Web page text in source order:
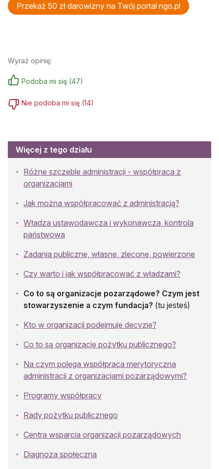
Przekaż 50 zł darowizny na Twój portal ngo.pl
Wyraź opinię:
Podoba mi się (47)
Nie podoba mi się (14)
Więcej z tego działu
Różne szczeble administracji - współpraca z
organizacjami
Jak można współpracować z administracją?
Władza ustawodawcza i wykonawcza, kontrola
państwowa
Zadania publiczne, własne, zlecone, powierzone
Czy warto i jak współpracować z władzami?
Co to są organizacje pozarządowe? Czym jest
stowarzyszenie a czym fundacja? (tu jesteś)
Kto w organizacji podejmuje decyzje?
Co to są organizacje pożytku publicznego?
Na czym polega współpraca merytoryczna
administracji z organizacjami pozarządowymi?
Programy współpracy
Rady pożytku publicznego
Centra wsparcia organizacji pozarządowych
Diagnoza społeczna